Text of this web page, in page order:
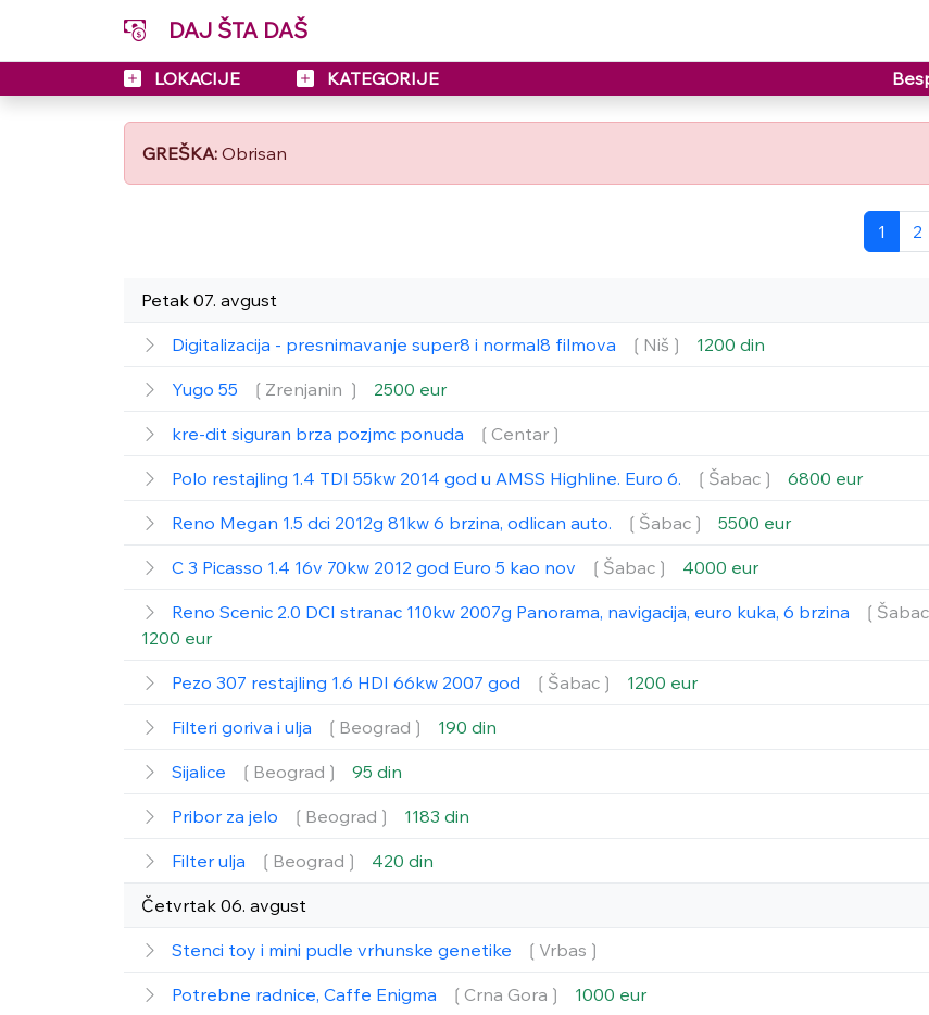
DAJ ŠTA DAŠ
LOKACIJE KATEGORIJE
GREŠKA: Obrisan
1 2
Petak 07. avgust
Digitalizacija - presnimavanje super8 i normal8 filmova ❲Niš❳ 1200 din
Yugo 55 ❲Zrenjanin ❳ 2500 eur
kre-dit siguran brza pozjmc ponuda ❲Centar❳
Polo restajling 1.4 TDI 55kw 2014 god u AMSS Highline. Euro 6. ❲Šabac❳ 6800 eur
Reno Megan 1.5 dci 2012g 81kw 6 brzina, odlican auto. ❲Šabac❳ 5500 eur
C 3 Picasso 1.4 16v 70kw 2012 god Euro 5 kao nov ❲Šabac❳ 4000 eur
Reno Scenic 2.0 DCI stranac 110kw 2007g Panorama, navigacija, euro kuka, 6 brzina
1200 eur
Pezo 307 restajling 1.6 HDI 66kw 2007 god ❲Šabac❳ 1200 eur
Filteri goriva i ulja ❲Beograd❳ 190 din
Sijalice ❲Beograd❳ 95 din
Pribor za jelo ❲Beograd❳ 1183 din
Filter ulja ❲Beograd❳ 420 din
Četvrtak 06. avgust
Stenci toy i mini pudle vrhunske genetike ❲Vrbas❳
Potrebne radnice, Caffe Enigma ❲Crna Gora❳ 1000 eur